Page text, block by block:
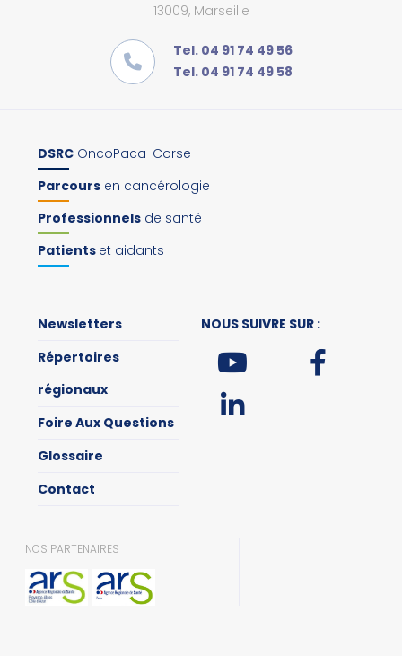
13009, Marseille
Tel. 04 91 74 49 56
Tel. 04 91 74 49 58
DSRC OncoPaca-Corse
Parcours en cancérologie
Professionnels de santé
Patients et aidants
Newsletters
Répertoires
régionaux
Foire Aux Questions
Glossaire
Contact
NOUS SUIVRE SUR :
NOS PARTENAIRES